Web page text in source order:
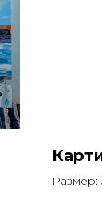
Размер: